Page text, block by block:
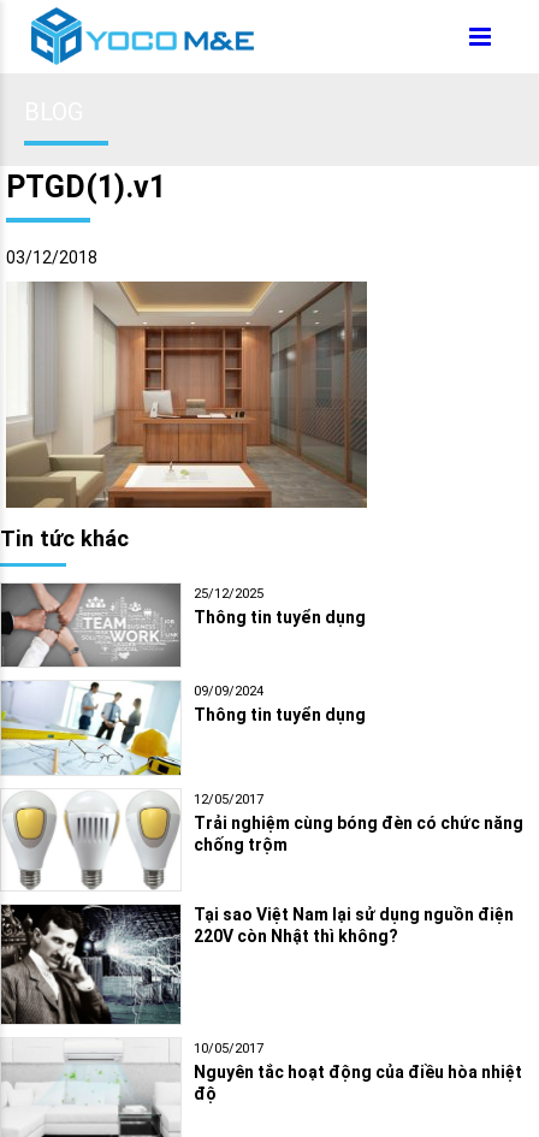
PTGD(1).v1
03/12/2018
Tin tức khác
25/12/2025
Thông tin tuyển dụng
09/09/2024
Thông tin tuyển dụng
12/05/2017
Trải nghiệm cùng bóng đèn có chức năng
chống trộm
Tại sao Việt Nam lại sử dụng nguồn điện
220V còn Nhật thì không?
10/05/2017
Nguyên tắc hoạt động của điều hòa nhiệt
độ